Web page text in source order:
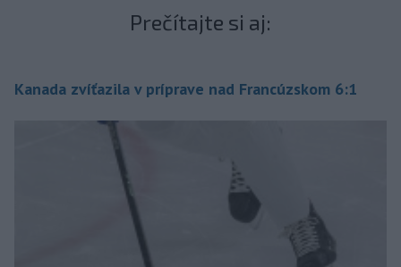
Prečítajte si aj:
Kanada zvíťazila v príprave nad Francúzskom 6:1